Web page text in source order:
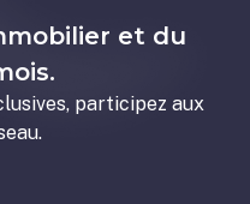
et du
participez aux